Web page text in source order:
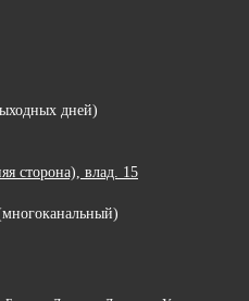
дней)
сторона), влад. 15